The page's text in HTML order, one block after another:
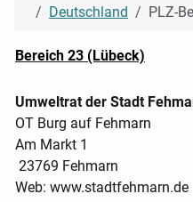
Deutschland
PLZ-
Bereich 23 (Lübeck)
Umweltrat der Stadt
OT Burg auf Fehmarn
Am Markt 1
23769 Fehmarn
Web: www.stadtfehmarn.de